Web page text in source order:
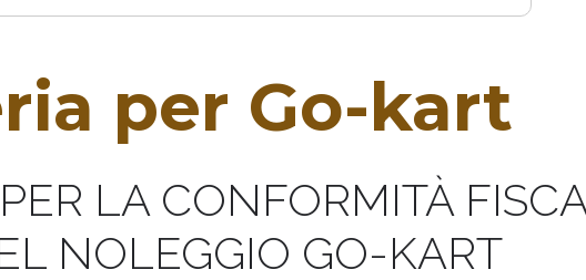
per Go-kart
LA CONFORMITÀ
NOLEGGIO GO-KART